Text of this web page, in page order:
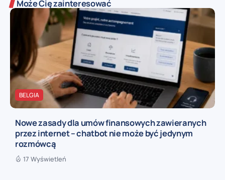
Może Cię zainteresować
BELGIA
Nowe zasady dla umów finansowych zawieranych
przez internet – chatbot nie może być jedynym
rozmówcą
17 Wyświetleń